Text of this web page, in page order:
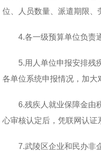
位、人员数量、派遣期限
4.各一级预算单位负责
5.用人单位申报安排残
各单位系统申报情况，加
6.残疾人就业保障金由
心审核认定后，凭联网认
7.武陵区企业和民办非